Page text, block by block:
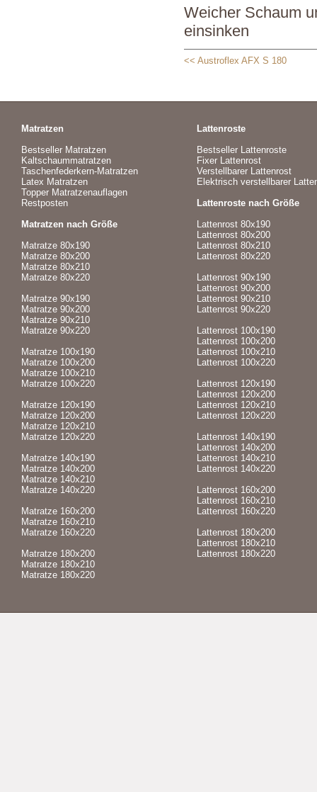
Weicher Schaum
einsinken
<< Austroflex AFX S 180
Matratzen
Bestseller Matratzen
Kaltschaummatratzen
Taschenfederkern-Matratzen
Latex Matratzen
Topper Matratzenauflagen
Restposten
Matratzen nach Größe
Matratze 80x190
Matratze 80x200
Matratze 80x210
Matratze 80x220
Matratze 90x190
Matratze 90x200
Matratze 90x210
Matratze 90x220
Matratze 100x190
Matratze 100x200
Matratze 100x210
Matratze 100x220
Matratze 120x190
Matratze 120x200
Matratze 120x210
Matratze 120x220
Matratze 140x190
Matratze 140x200
Matratze 140x210
Matratze 140x220
Matratze 160x200
Matratze 160x210
Matratze 160x220
Matratze 180x200
Matratze 180x210
Matratze 180x220
Lattenroste
Bestseller Lattenroste
Fixer Lattenrost
Verstellbarer Lattenrost
Elektrisch verstellbarer
Lattenroste nach Größe
Lattenrost 80x190
Lattenrost 80x200
Lattenrost 80x210
Lattenrost 80x220
Lattenrost 90x190
Lattenrost 90x200
Lattenrost 90x210
Lattenrost 90x220
Lattenrost 100x190
Lattenrost 100x200
Lattenrost 100x210
Lattenrost 100x220
Lattenrost 120x190
Lattenrost 120x200
Lattenrost 120x210
Lattenrost 120x220
Lattenrost 140x190
Lattenrost 140x200
Lattenrost 140x210
Lattenrost 140x220
Lattenrost 160x200
Lattenrost 160x210
Lattenrost 160x220
Lattenrost 180x200
Lattenrost 180x210
Lattenrost 180x220